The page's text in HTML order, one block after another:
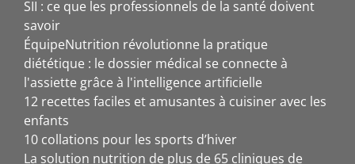
SII : ce que les professionnels de la santé doivent
savoir
ÉquipeNutrition révolutionne la pratique
diététique : le dossier médical se connecte à
l'assiette grâce à l'intelligence artificielle
12 recettes faciles et amusantes à cuisiner avec les
enfants
10 collations pour les sports d’hiver
La solution nutrition de plus de 65 cliniques de